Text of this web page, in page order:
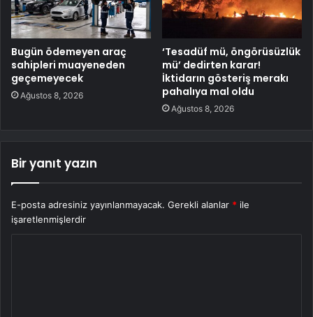
Bugün ödemeyen araç
sahipleri muayeneden
geçemeyecek
Ağustos 8, 2026
‘Tesadüf mü, öngörüsüzlük
mü’ dedirten karar!
İktidarın gösteriş merakı
pahalıya mal oldu
Ağustos 8, 2026
Bir yanıt yazın
E-posta adresiniz yayınlanmayacak. Gerekli alanlar * ile
işaretlenmişlerdir